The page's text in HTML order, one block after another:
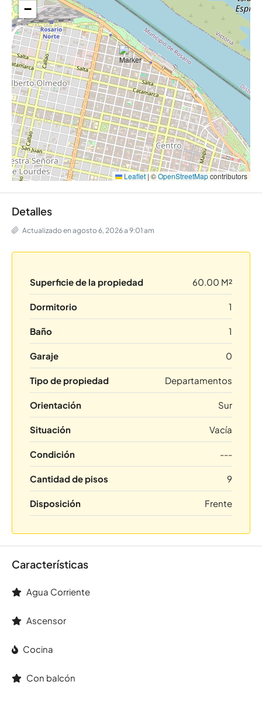
−
Leaflet | ©OpenStreetMapcontributors
Detalles
Actualizado en agosto 6, 2026 a 9:01 am
Superficie de la propiedad 60.00 M²
Dormitorio 1
Baño 1
Garaje 0
Tipo de propiedad Departamentos
Orientación Sur
Situación Vacía
Condición ---
Cantidad de pisos 9
Disposición Frente
Características
Agua Corriente
Ascensor
Cocina
Con balcón